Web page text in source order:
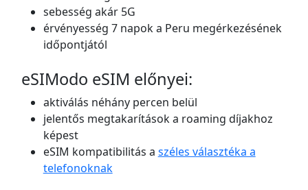
sebesség akár 5G
érvényesség 7 napok a Peru megérkezésének
időpontjától
eSIModo eSIM előnyei:
aktiválás néhány percen belül
jelentős megtakarítások a roaming díjakhoz
képest
eSIM kompatibilitás a széles választéka a
telefonoknak